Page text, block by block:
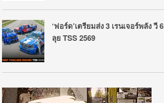
‘ฟอร์ด’เตรียมส่ง 3 เรนเจอร์พลัง วี 6
ลุย TSS 2569